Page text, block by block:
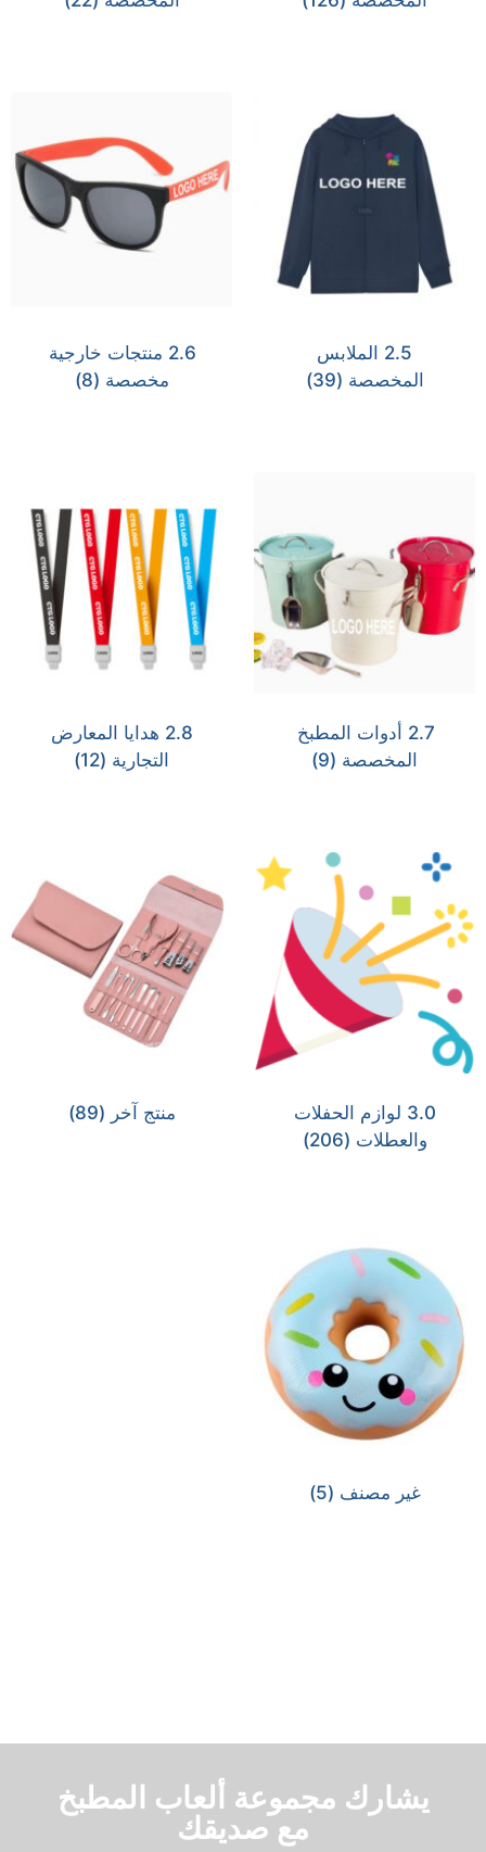
2.5 الملابس
المخصصة (39)
2.6 منتجات خارجية
مخصصة (8)
2.7 أدوات المطبخ
المخصصة (9)
2.8 هدايا المعارض
التجارية (12)
3.0 لوازم الحفلات
والعطلات (206)
منتج آخر (89)
غير مصنف (5)
يشارك مجموعة ألعاب المطبخ
مع صديقك